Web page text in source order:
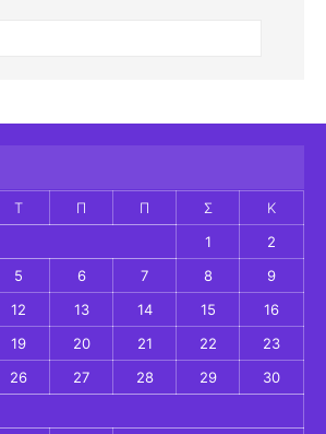
Τ Π Π Σ Κ
1
2
5 6 7 8
9
12 13 14 15
16
19 20 21 22
23
26 27 28 29
30